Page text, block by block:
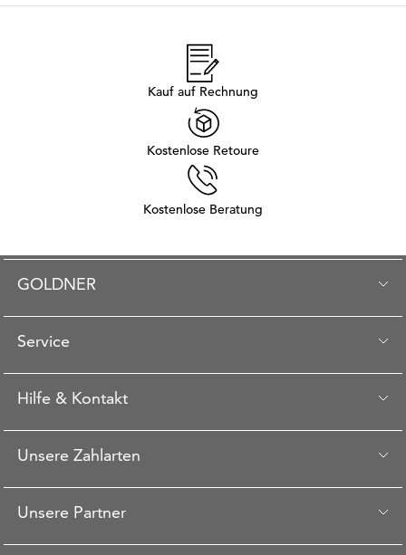
Kauf auf Rechnung
Kostenlose Retoure
Kostenlose Beratung
GOLDNER
Service
Hilfe & Kontakt
Unsere Zahlarten
Unsere Partner